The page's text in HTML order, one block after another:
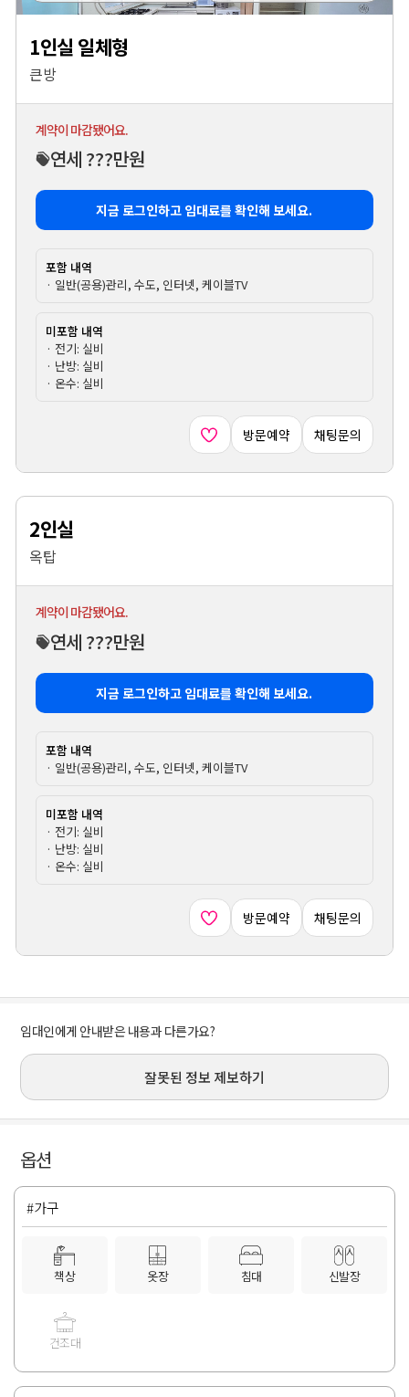
1인실 일체형
큰방
계약이 마감됐어요.
연세 ???만원
지금 로그인하고 임대료를 확인해 보세요.
포함 내역
· 일반(공용)관리, 수도, 인터넷, 케이블TV
미포함 내역
· 전기: 실비
· 난방: 실비
· 온수: 실비
방문예약 채팅문의
2인실
옥탑
계약이 마감됐어요.
연세 ???만원
지금 로그인하고 임대료를 확인해 보세요.
포함 내역
· 일반(공용)관리, 수도, 인터넷, 케이블TV
미포함 내역
· 전기: 실비
· 난방: 실비
· 온수: 실비
방문예약 채팅문의
임대인에게 안내받은 내용과 다른가요?
잘못된 정보 제보하기
옵션
#가구
책상 옷장 침대 신발장
건조대